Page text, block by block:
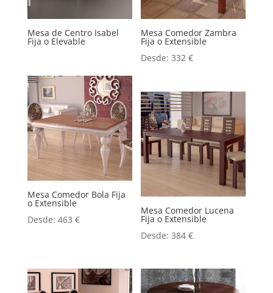
Mesa de Centro Isabel
Fija o Elevable
Mesa Comedor Zambra
Fija o Extensible
Desde:332€
Mesa Comedor Bola Fija
o Extensible
Desde: 463 €
Mesa Comedor Lucena
Fija o Extensible
Desde:384€